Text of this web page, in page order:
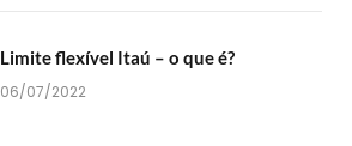
Limite flexível Itaú – o que é?
06/07/2022